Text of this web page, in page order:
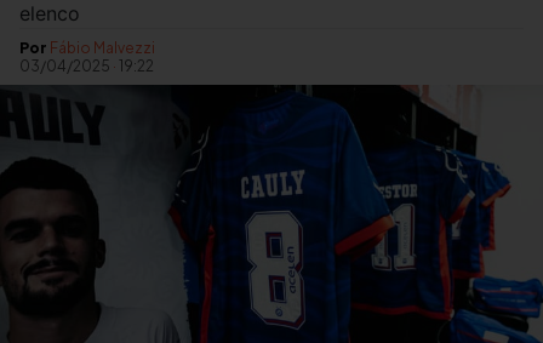
elenco
Por Fábio Malvezzi
03/04/2025 · 19:22